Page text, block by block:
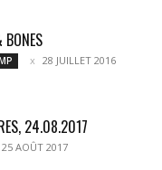
28 JUILLET 2016
24.08.2017
25 AOÛT 2017